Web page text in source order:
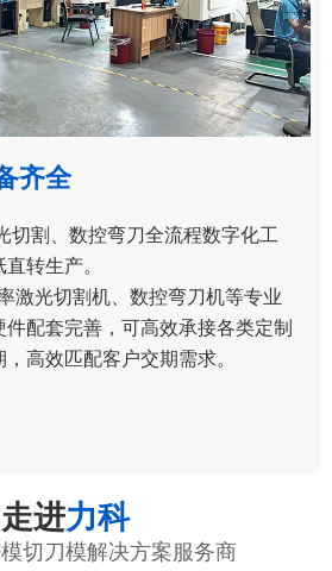
齐全
割、数控弯刀全流程数字化工
转生产。
激光切割机、数控弯刀机等专业
配套完善，可高效承接各类定制
高效匹配客户交期需求。
走进力科
切刀模解决方案服务商